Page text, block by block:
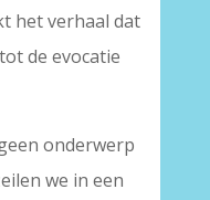
het verhaal dat
de evocatie
onderwerp
we in een